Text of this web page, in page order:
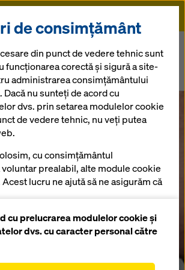
myDoka - informații în timp real despre
clienți
-
în
de consimțământ
din punct de vedere tehnic sunt
funcționarea corectă și sigură a site-
administrarea consimțământului
nu sunteți de acord cu
dvs. prin setarea modulelor cookie
de vedere tehnic, nu veți putea
cu consimțământul
prealabil, alte module cookie
lucru ne ajută să ne asigurăm că
continuă a funcționalității site-ului
uri funcționale și statistice),
proces de cumpărare fără
cu prelucrarea modulelor cookie și
dvs. cu caracter personal către